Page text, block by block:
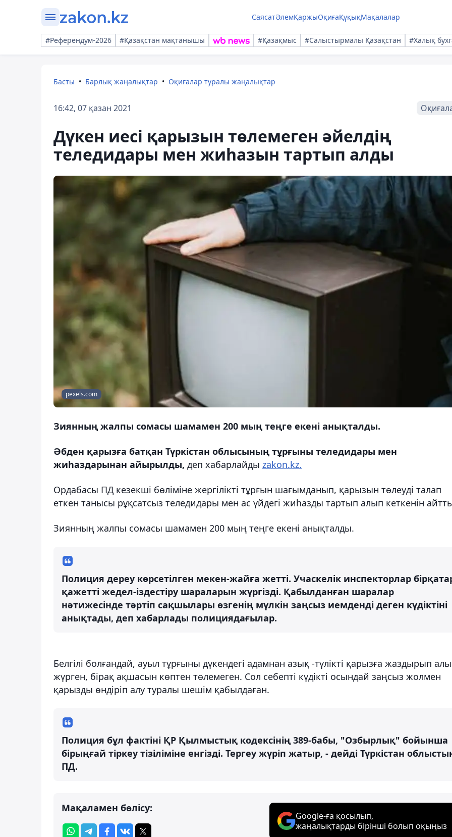
СаясатӘлемҚаржыОқиғаҚұқықМақалалар
#Референдум-2026 #Қазақстан мақтанышы #Қазақмыс #Салыстырмалы Қазақстан #Халық
Басты Барлық жаңалықтар Оқиғалар туралы жаңалықтар
16:42, 07 қазан 2021
Дүкен иесі қарызын төлемеген әйелдің
теледидары мен жиһазын тартып алды
pexels.com
Зиянның жалпы сомасы шамамен 200 мың теңге екені анықталды.
Әбден қарызға батқан Түркістан облысының тұрғыны теледидары мен
жиһаздарынан айырылды, деп хабарлайды zakon.kz.
Ордабасы ПД кезекші бөліміне жергілікті тұрғын шағымданып, қарызын төлеуді талап
еткен танысы рұқсатсыз теледидары мен ас үйдегі жиһазды тартып алып кеткенін
Зиянның жалпы сомасы шамамен 200 мың теңге екені анықталды.
Полиция дереу көрсетілген мекен-жайға жетті. Учаскелік инспекторлар
қажетті жедел-іздестіру шараларын жүргізді. Қабылданған шаралар
нәтижесінде тәртіп сақшылары өзгенің мүлкін заңсыз иемденді деген күдіктіні
анықтады, деп хабарлады полициядағылар.
Белгілі болғандай, ауыл тұрғыны дүкендегі адамнан азық -түлікті қарызға жаздырып
жүрген, бірақ ақшасын көптен төлемеген. Сол себепті күдікті осындай заңсыз жолмен
қарызды өндіріп алу туралы шешім қабылдаған.
Полиция бұл фактіні ҚР Қылмыстық кодексінің 389-бабы, "Озбырлық" бойынша
бірыңғай тіркеу тізіліміне енгізді. Тергеу жүріп жатыр, - дейді Түркістан
ПД.
Мақаламен бөлісу:
Google-ға қосылып,
жаңалықтарды бірінші болып оқыңыз